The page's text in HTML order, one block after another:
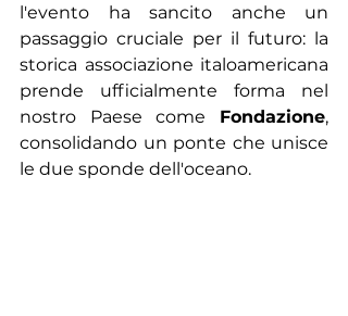
l'evento ha sancito anche un
passaggio cruciale per il futuro: la
storica associazione italoamericana
prende ufficialmente forma nel
nostro Paese come Fondazione,
consolidando un ponte che unisce
le due sponde dell'oceano.